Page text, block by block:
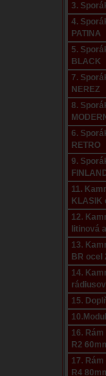
3.
4.
PATINA
5.
BLACK
7.
NEREZ
8.
MODERN
6.
RETRO
9.
11.
KLASIK
12.
litinová
13.
BR ocel
14.
15.
16.
R2
17.
R4